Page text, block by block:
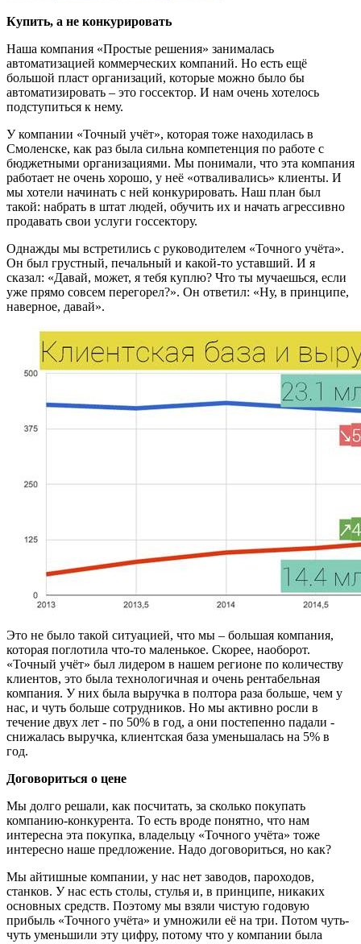
Купить, а не конкурировать
Наша компания «Простые решения» занималась
автоматизацией коммерческих компаний. Но есть ещё
большой пласт организаций, которые можно было бы
автоматизировать – это госсектор. И нам очень хотелось
подступиться к нему.
У компании «Точный учёт», которая тоже находилась в
Смоленске, как раз была сильна компетенция по работе с
бюджетными организациями. Мы понимали, что эта компания
работает не очень хорошо, у неё «отваливались» клиенты. И
мы хотели начинать с ней конкурировать. Наш план был
такой: набрать в штат людей, обучить их и начать агрессивно
продавать свои услуги госсектору.
Однажды мы встретились с руководителем «Точного учёта».
Он был грустный, печальный и какой-то уставший. И я
сказал: «Давай, может, я тебя куплю? Что ты мучаешься, если
уже прямо совсем перегорел?». Он ответил: «Ну, в принципе,
наверное, давай».
Это не было такой ситуацией, что мы – большая компания,
которая поглотила что-то маленькое. Скорее, наоборот.
«Точный учёт» был лидером в нашем регионе по количеству
клиентов, это была технологичная и очень рентабельная
компания. У них была выручка в полтора раза больше, чем у
нас, и чуть больше сотрудников. Но мы активно росли в
течение двух лет - по 50% в год, а они постепенно падали -
снижалась выручка, клиентская база уменьшалась на 5% в
год.
Договориться о цене
Мы долго решали, как посчитать, за сколько покупать
компанию-конкурента. То есть вроде понятно, что нам
интересна эта покупка, владельцу «Точного учёта» тоже
интересно наше предложение. Надо договориться, но как?
Мы айтишные компании, у нас нет заводов, пароходов,
станков. У нас есть столы, стулья и, в принципе, никаких
основных средств. Поэтому мы взяли чистую годовую
прибыль «Точного учёта» и умножили её на три. Потом чуть-
чуть уменьшили эту цифру, потому что у компании была